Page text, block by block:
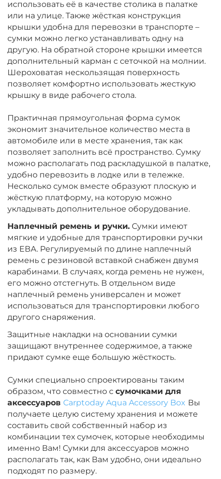
использовать её в качестве столика в палатке
или на улице. Также жёсткая конструкция
крышки удобна для перевозки в транспорте –
сумки можно легко устанавливать одну на
другую. На обратной стороне крышки имеется
дополнительный карман с сеточкой на молнии.
Шероховатая нескользящая поверхность
позволяет комфортно использовать жесткую
крышку в виде рабочего стола.
Практичная прямоугольная форма сумок
экономит значительное количество места в
автомобиле или в месте хранения, так как
позволяет заполнить всё пространство. Сумку
можно располагать под раскладушкой в палатке,
удобно перевозить в лодке или в тележке.
Несколько сумок вместе образуют плоскую и
жёсткую платформу, на которую можно
укладывать дополнительное оборудование.
Наплечный ремень и ручки. Сумки имеют
мягкие и удобные для транспортировки ручки
из ЕВА. Регулируемый по длине наплечный
ремень с резиновой вставкой снабжен двумя
карабинами. В случаях, когда ремень не нужен,
его можно отстегнуть. В отдельном виде
наплечный ремень универсален и может
использоваться для транспортировки любого
другого снаряжения.
Защитные накладки на основании сумки
защищают внутреннее содержимое, а также
придают сумке еще большую жёсткость.
Сумки специально спроектированы таким
образом, что совместно с сумочками для
аксессуаров Carptoday Aqua Accessory Box Вы
получаете целую систему хранения и можете
составить свой собственный набор из
комбинации тех сумочек, которые необходимы
именно Вам! Сумки для аксессуаров можно
располагать так, как Вам удобно, они идеально
подходят по размеру.